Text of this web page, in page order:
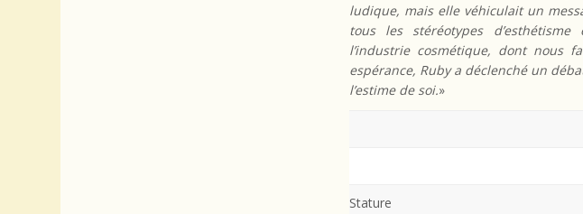
ludique, mais elle véhiculait un
tous les stéréotypes
l’industrie cosmétique, dont nous
espérance, Ruby a déclenché un
l’estime de soi.»
Stature